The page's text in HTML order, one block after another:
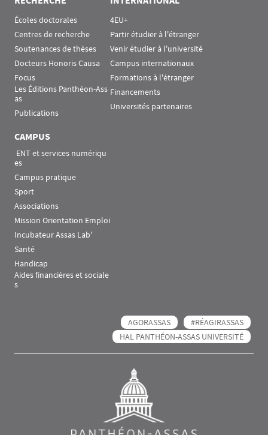
Écoles doctorales
Centres de recherche
Soutenances de thèses
Docteurs Honoris Causa
Focus
Les Éditions Panthéon-Ass
as
Publications
4EU+
Partir étudier à l'étranger
Venir étudier à l'université
Campus internationaux
Formations à l'étranger
Financements
Universités partenaires
CAMPUS
es
Campus pratique
Sport
Associations
Mission Orientation Emploi
Incubateur Assas Lab'
Santé
Handicap
Aides financières et sociale
s
AGORASSAS
#RÉAGIRASSAS
HAL PANTHÉON-ASSAS UNIVERSITÉ